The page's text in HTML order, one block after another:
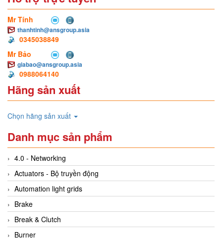
Mr Tính
thanhtinh@ansgroup.asia
0345038849
Mr Bảo
giabao@ansgroup.asia
0988064140
Hãng sản xuất
Chọn hãng sản xuất
Danh mục sản phẩm
4.0 - Networking
Actuators - Bộ truyền động
Automation light grids
Brake
Break & Clutch
Burner